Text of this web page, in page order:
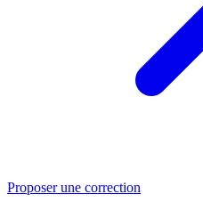
Proposer une correction